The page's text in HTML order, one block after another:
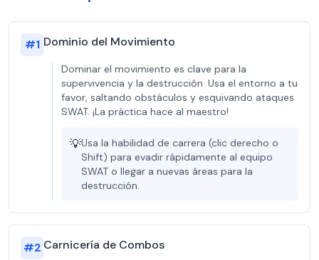
#1 Dominio del Movimiento
Dominar el movimiento es clave para la
supervivencia y la destrucción. Usa el entorno a tu
favor, saltando obstáculos y esquivando ataques
SWAT. ¡La práctica hace al maestro!
💡Usa la habilidad de carrera (clic derecho o
Shift) para evadir rápidamente al equipo
SWAT o llegar a nuevas áreas para la
destrucción.
#2 Carnicería de Combos